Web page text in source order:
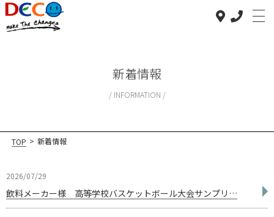
実績紹介
WORKS
新着情報
INFORMATION
TOP > 新着情報
2026/07/29
飲料メーカー様 高等学校バスケットボール大会サンプリング